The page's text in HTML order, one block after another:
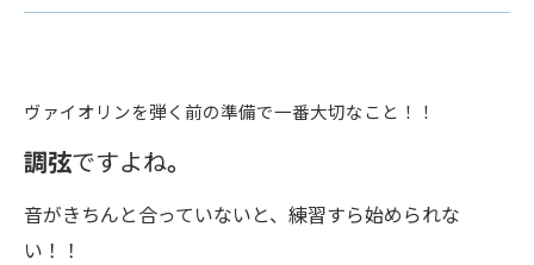
ヴァイオリンを弾く前の準備で一番大切なこと！！
調弦ですよね。
音がきちんと合っていないと、練習すら始められな
い！！